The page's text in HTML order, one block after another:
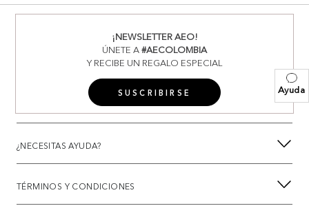
Ayuda
¡NEWSLETTER AEO!
ÚNETE A#AECOLOMBIA
Y RECIBE UN REGALO ESPECIAL
SUSCRIBIRSE
¿NECESITAS AYUDA?
TÉRMINOS Y CONDICIONES